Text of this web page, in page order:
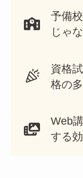
予備
じゃ
資格
格の
Web
する